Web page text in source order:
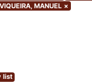
MANUEL ×
list